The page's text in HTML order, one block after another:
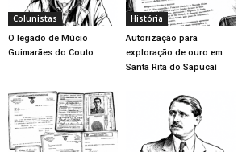
Colunistas
O legado de Múcio
Guimarães do Couto
História
Autorização para
exploração de ouro em
Santa Rita do Sapucaí